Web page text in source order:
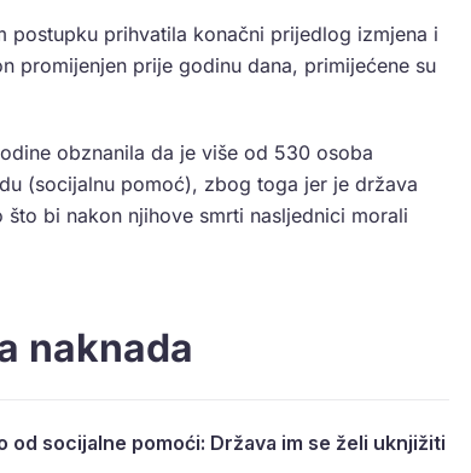
prihvatila konačni prijedlog izmjena i
promijenjen prije godinu dana, primijećene su
obznanila da je više od 530 osoba
(socijalnu pomoć), zbog toga jer je država
bi nakon njihove smrti nasljednici morali
naknada
od socijalne pomoći: Država im se želi uknjižiti